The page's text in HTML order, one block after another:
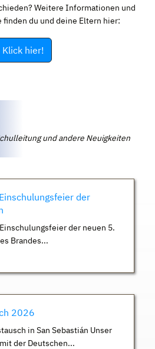
Weitere Informationen und
du und deine Eltern hier:
Klick hier!
und andere Neuigkeiten
der
der neuen 5.
Brandes...
2026
in San Sebastián Unser
der Deutschen...